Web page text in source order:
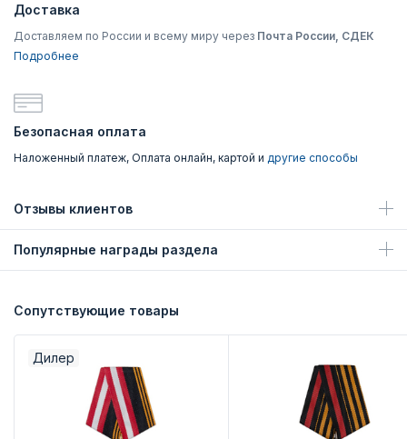
Доставка
Доставляем по России и всему миру через Почта России, СДЕК
Подробнее
Безопасная оплата
Наложенный платеж, Оплата онлайн, картой и другие способы
Отзывы клиентов
Популярные награды раздела
Сопутствующие товары
Дилер